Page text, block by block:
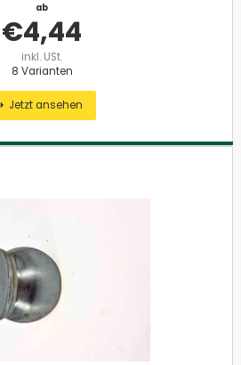
ab
€4,44
inkl. USt.
8 Varianten
Jetzt ansehen